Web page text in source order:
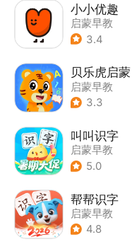
小小优趣
启蒙早教
3.4
贝乐虎启蒙
启蒙早教
3.3
叫叫识字
启蒙早教
5.0
帮帮识字
启蒙早教
4.8